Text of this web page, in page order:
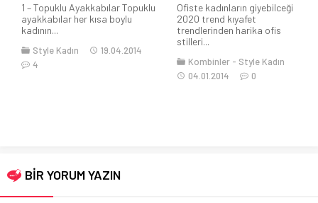
1 – Topuklu Ayakkabılar Topuklu
ayakkabılar her kısa boylu
kadının...
Style Kadın
19.04.2014
4
Ofiste kadınların giyebilceği
2020 trend kıyafet
trendlerinden harika ofis
stilleri...
Kombinler
Style Kadın
04.01.2014
0
BİR YORUM YAZIN